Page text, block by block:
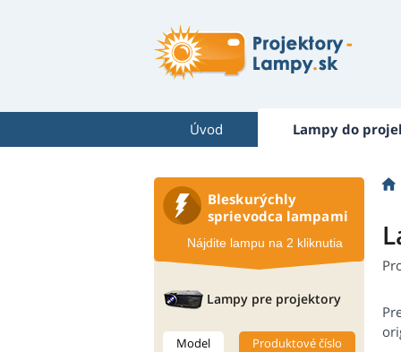
Úvod Lampy do
Bleskurýchly
sprievodca lampami
Nájdite lampu na 2 kliknutia
Lampy pre projektory
Model Produktové číslo